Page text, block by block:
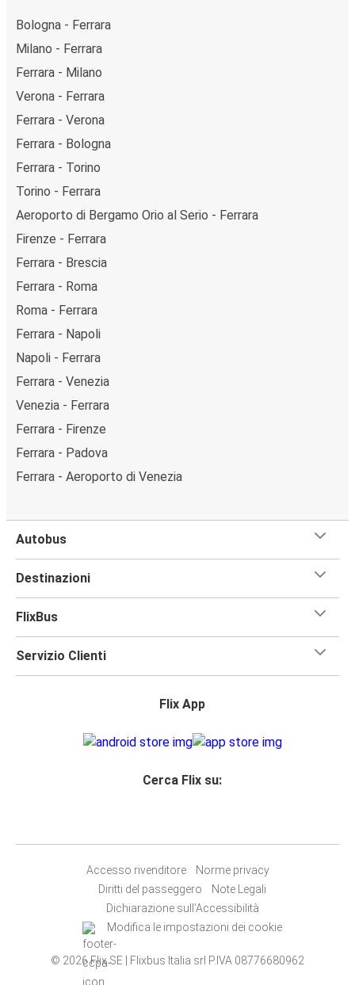
Bologna - Ferrara
Milano - Ferrara
Ferrara - Milano
Verona - Ferrara
Ferrara - Verona
Ferrara - Bologna
Ferrara - Torino
Torino - Ferrara
Aeroporto di Bergamo Orio al Serio - Ferrara
Firenze - Ferrara
Ferrara - Brescia
Ferrara - Roma
Roma - Ferrara
Ferrara - Napoli
Napoli - Ferrara
Ferrara - Venezia
Venezia - Ferrara
Ferrara - Firenze
Ferrara - Padova
Ferrara - Aeroporto di Venezia
Autobus
Destinazioni
FlixBus
Servizio Clienti
Flix App
Cerca Flix su:
Accesso rivenditore
Norme privacy
Diritti del passeggero
Note Legali
Dichiarazione sull’Accessibilità
Modifica le impostazioni dei cookie
© 2026 Flix SE | Flixbus Italia srl P.IVA 08776680962